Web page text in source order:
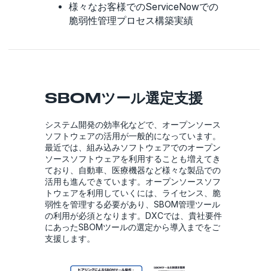
様々なお客様でのServiceNowでの
脆弱性管理プロセス構築実績
SBOMツール選定支援
システム開発の効率化などで、オープンソース
ソフトウェアの活用が一般的になっています。
最近では、組み込みソフトウェアでのオープン
ソースソフトウェアを利用することも増えてき
ており、自動車、医療機器など様々な製品での
活用も進んできています。オープンソースソフ
トウェアを利用していくには、ライセンス、脆
弱性を管理する必要があり、SBOM管理ツール
の利用が必須となります。DXCでは、貴社要件
にあったSBOMツールの選定から導入までをご
支援します。